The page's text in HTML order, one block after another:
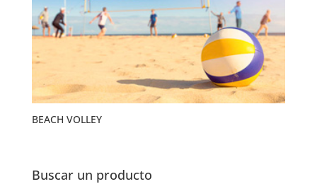
BEACH VOLLEY
Buscar un producto